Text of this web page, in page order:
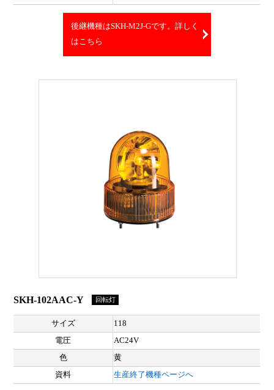
後継機種はSKH-M2J-Gです。詳しく
はこちら
SKH-102AAC-Y 回転灯
サイズ
118
電圧
AC24V
色
黄
資料
生産終了機種ページへ